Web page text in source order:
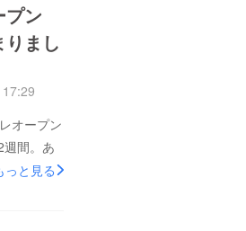
プン
りまし
オープン
週間。あ
に、来店
っと見る